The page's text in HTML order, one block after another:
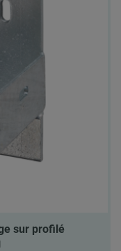
sur profilé